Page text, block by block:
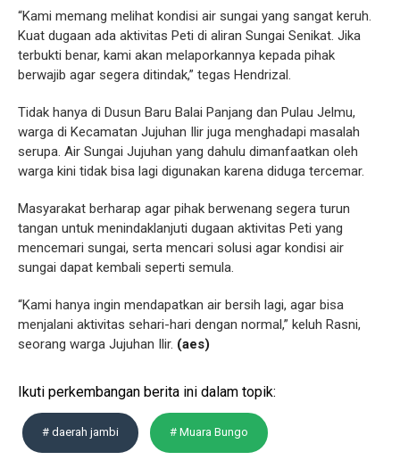
“Kami memang melihat kondisi air sungai yang sangat keruh.
Kuat dugaan ada aktivitas Peti di aliran Sungai Senikat. Jika
terbukti benar, kami akan melaporkannya kepada pihak
berwajib agar segera ditindak,” tegas Hendrizal.
Tidak hanya di Dusun Baru Balai Panjang dan Pulau Jelmu,
warga di Kecamatan Jujuhan Ilir juga menghadapi masalah
serupa. Air Sungai Jujuhan yang dahulu dimanfaatkan oleh
warga kini tidak bisa lagi digunakan karena diduga tercemar.
Masyarakat berharap agar pihak berwenang segera turun
tangan untuk menindaklanjuti dugaan aktivitas Peti yang
mencemari sungai, serta mencari solusi agar kondisi air
sungai dapat kembali seperti semula.
“Kami hanya ingin mendapatkan air bersih lagi, agar bisa
menjalani aktivitas sehari-hari dengan normal,” keluh Rasni,
seorang warga Jujuhan Ilir. (aes)
Ikuti perkembangan berita ini dalam topik:
# daerah jambi # Muara Bungo